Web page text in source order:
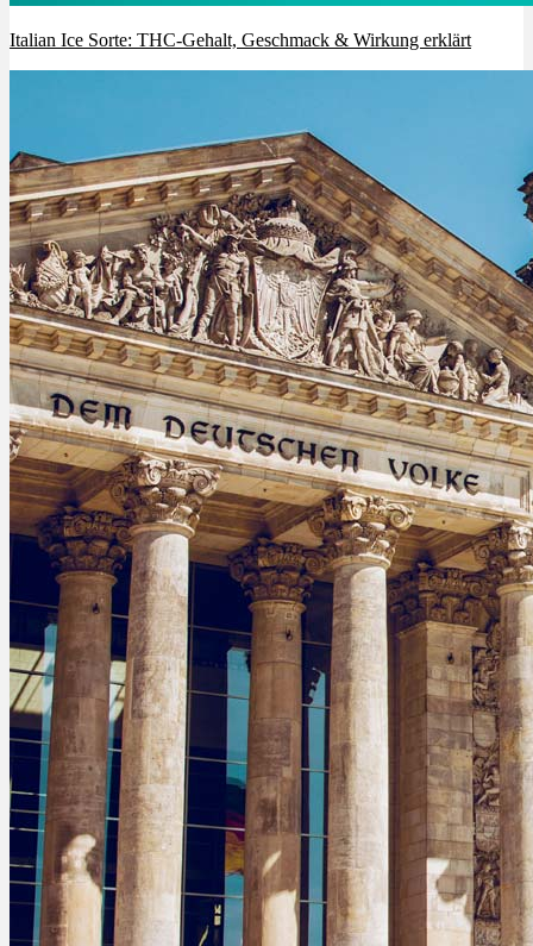
Italian Ice Sorte: THC-Gehalt, Geschmack & Wirkung erklärt